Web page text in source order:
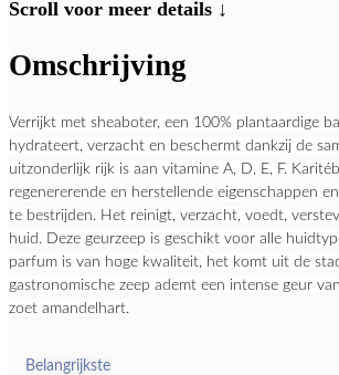
Scroll voor meer details ↓
Omschrijving
Verrijkt met sheaboter, een 100% plantaardige
hydrateert, verzacht en beschermt dankzij de
uitzonderlijk rijk is aan vitamine A, D, E, F.
regenererende en herstellende eigenschappen
te bestrijden. Het reinigt, verzacht, voedt,
huid. Deze geurzeep is geschikt voor alle
parfum is van hoge kwaliteit, het komt uit de
gastronomische zeep ademt een intense geur
zoet amandelhart.
Belangrijkste